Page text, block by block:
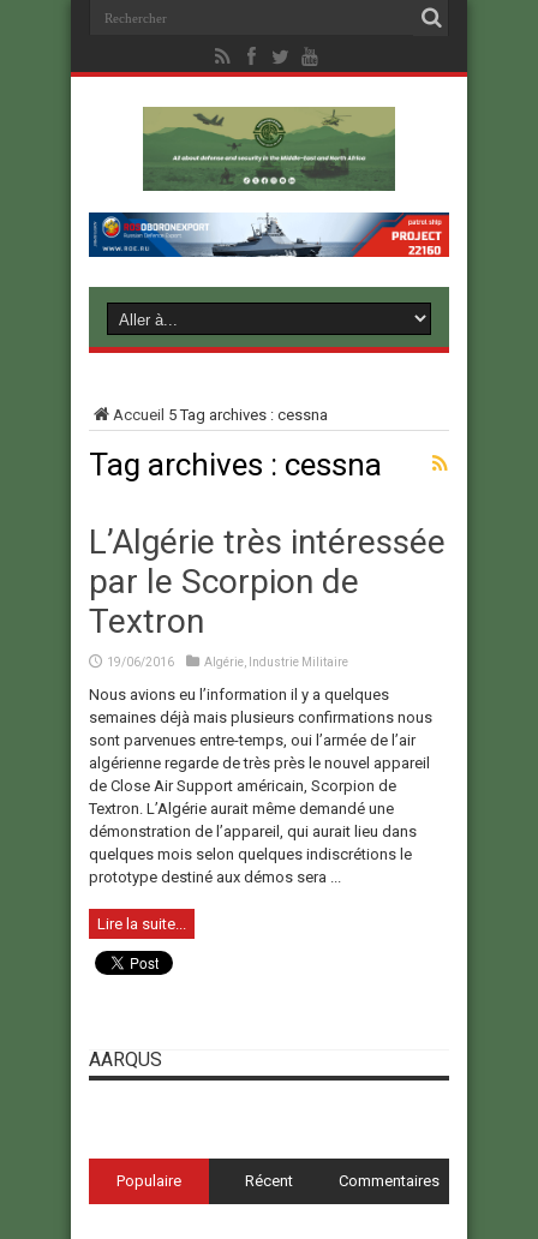
Accueil 5Tag archives : cessna
Tag archives : cessna
L’Algérie très intéressée
par le Scorpion de
Textron
19/06/2016 Algérie Industrie Militaire
Nous avions eu l’information il y a quelques
semaines déjà mais plusieurs confirmations nous
sont parvenues entre-temps, oui l’armée de l’air
algérienne regarde de très près le nouvel appareil
de Close Air Support américain, Scorpion de
Textron. L’Algérie aurait même demandé une
démonstration de l’appareil, qui aurait lieu dans
quelques mois selon quelques indiscrétions le
prototype destiné aux démos sera ...
Lire la suite...
AARQUS
Populaire Récent Commentaires